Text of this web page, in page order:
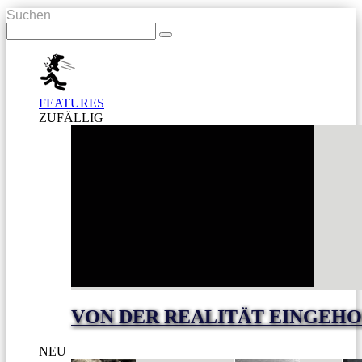
Suchen
FEATURES
ZUFÄLLIG
VON DER REALITÄT
NEU